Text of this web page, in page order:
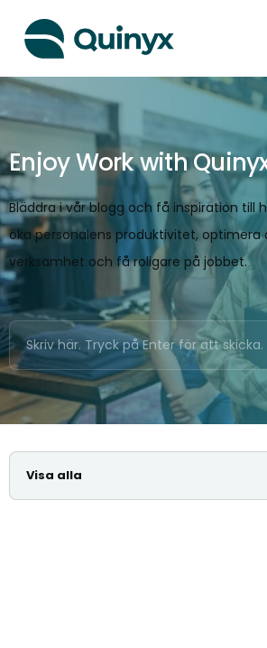
Enjoy Work with
Bläddra i vår blogg och få inspiration till
öka personalens produktivitet, optimera
verksamhet och få roligare på jobbet.